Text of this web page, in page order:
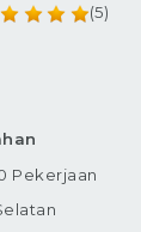
(5)
Pekerjaan